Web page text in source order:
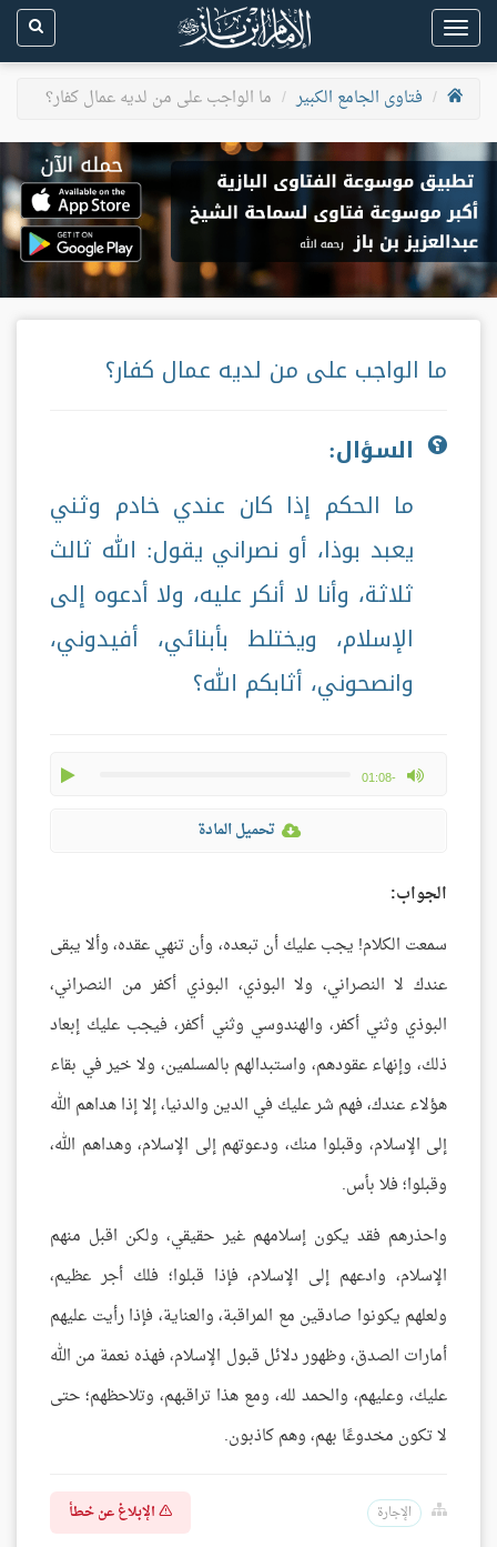
Toggle
navigation
فتاوى الجامع الكبير
ما الواجب على من لديه عمال كفار؟
ما الواجب على من لديه عمال كفار؟
السؤال:
ما الحكم إذا كان عندي خادم وثني
يعبد بوذا، أو نصراني يقول: الله ثالث
ثلاثة، وأنا لا أنكر عليه، ولا أدعوه إلى
الإسلام، ويختلط بأبنائي، أفيدوني،
وانصحوني، أثابكم الله؟
-01:08
max volume
تحميل المادة
الجواب:
سمعت الكلام! يجب عليك أن تبعده، وأن تنهي عقده، وألا يبقى
عندك لا النصراني، ولا البوذي، البوذي أكفر من النصراني،
البوذي وثني أكفر، والهندوسي وثني أكفر، فيجب عليك إبعاد
ذلك، وإنهاء عقودهم، واستبدالهم بالمسلمين، ولا خير في بقاء
هؤلاء عندك، فهم شر عليك في الدين والدنيا، إلا إذا هداهم الله
إلى الإسلام، وقبلوا منك، ودعوتهم إلى الإسلام، وهداهم الله،
وقبلوا؛ فلا بأس.
واحذرهم فقد يكون إسلامهم غير حقيقي، ولكن اقبل منهم
الإسلام، وادعهم إلى الإسلام، فإذا قبلوا؛ فلك أجر عظيم،
ولعلهم يكونوا صادقين مع المراقبة، والعناية، فإذا رأيت عليهم
أمارات الصدق، وظهور دلائل قبول الإسلام، فهذه نعمة من الله
عليك، وعليهم، والحمد لله، ومع هذا تراقبهم، وتلاحظهم؛ حتى
لا تكون مخدوعًا بهم، وهم كاذبون.
الإجارة الإبلاغ عن خطأ